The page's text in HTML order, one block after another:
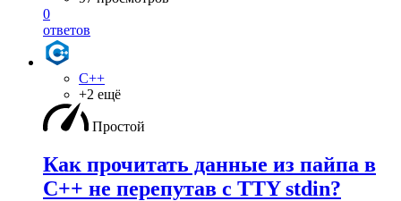
0
ответов
C++
+2 ещё
Простой
Как прочитать данные из пайпа в
C++ не перепутав с TTY stdin?